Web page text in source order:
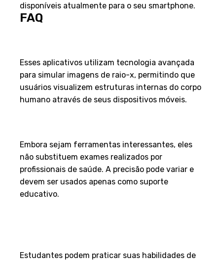
disponíveis atualmente para o seu smartphone.
FAQ
Esses aplicativos utilizam tecnologia avançada
para simular imagens de raio-x, permitindo que
usuários visualizem estruturas internas do corpo
humano através de seus dispositivos móveis.
Embora sejam ferramentas interessantes, eles
não substituem exames realizados por
profissionais de saúde. A precisão pode variar e
devem ser usados apenas como suporte
educativo.
Estudantes podem praticar suas habilidades de